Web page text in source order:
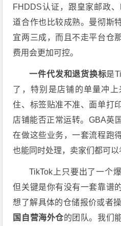
FHDDS认证，跟皇家邮政
道合作也比较成熟。曼彻斯
宜两三成，而且不走平台仓
费用会更加可控。
一件代发和退货换标是
了，特别是店铺的单量冲
住、标签贴准不准、面单打
店铺能否正常运转。GBA英
在做这些业务，一套流程跑
也能同时处理，卖家们都可以
TikTok上只要出了一个
但关键是你有没有一套靠谱
想了解具体的仓储报价或者
国自营海外仓的团队。我们